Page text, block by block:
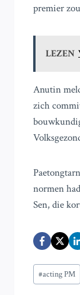
premier
LEZEN
Anutin
zich
normen
Sen, die
Bericht
tags:
#acting PM